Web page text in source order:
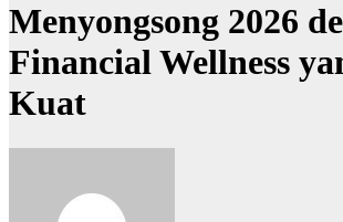
Menyongsong 2026
Financial Wellness
Kuat